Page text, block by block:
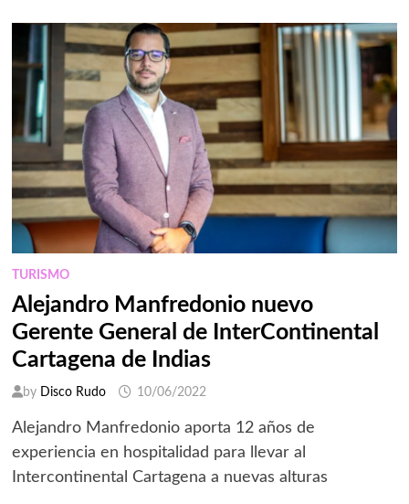
TURISMO
Alejandro Manfredonio nuevo
Gerente General de InterContinental
Cartagena de Indias
by Disco Rudo 10/06/2022
Alejandro Manfredonio aporta 12 años de
experiencia en hospitalidad para llevar al
Intercontinental Cartagena a nuevas alturas